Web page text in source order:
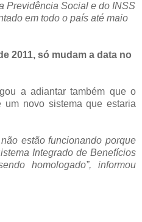
Previdência Social e do INSS
em todo o país até maio
2011, só mudam a data no
a adiantar também que o
um novo sistema que estaria
estão funcionando porque
Integrado de Benefícios
homologado”, informou